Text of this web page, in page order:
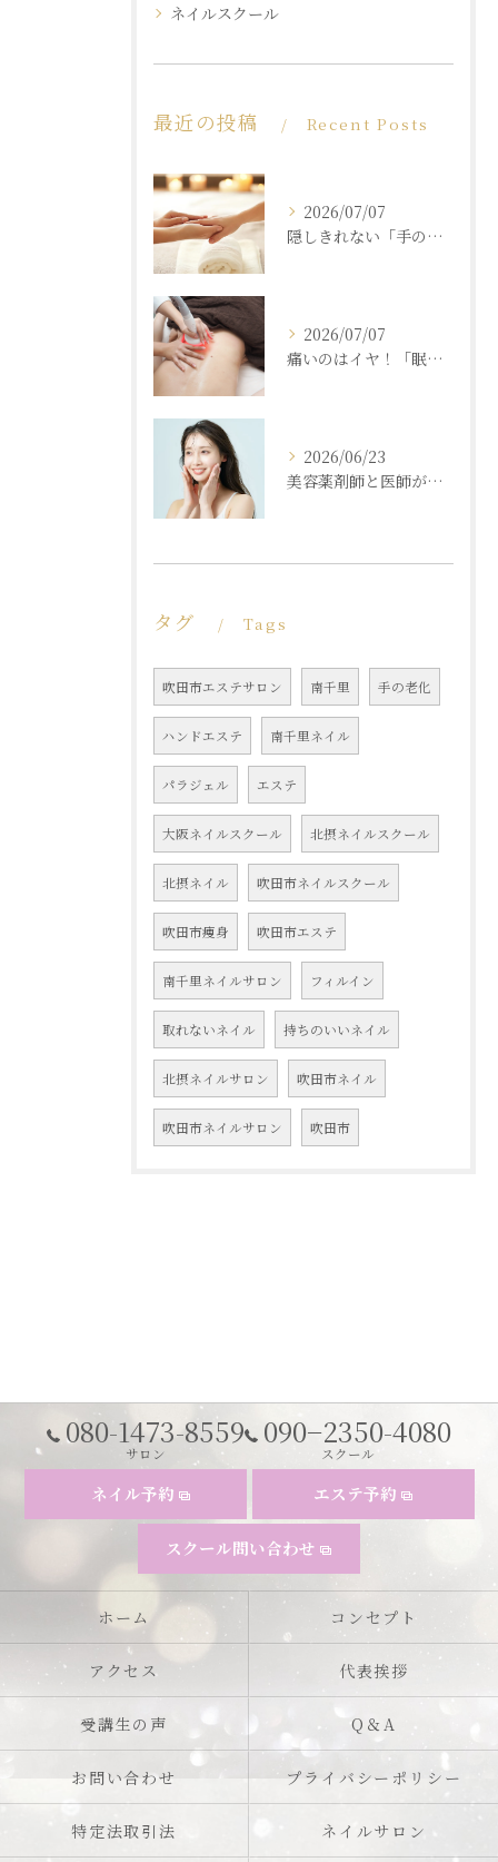
ネイルスクール
最近の投稿 Recent Posts
2026/07/07
隠しきれない「手の老化」を根本ケア！ふっくら若々しい手肌を取り戻す本格ハンドエステ
2026/07/07
痛いのはイヤ！「眠れるほど気持ちいいのに結果が出る」痩身エステの秘密
2026/06/23
美容薬剤師と医師が共同開発した商材と「真皮層フェイシャル」で内側からもっちり潤う素肌へ
タグ Tags
吹田市エステサロン 南千里 手の老化
ハンドエステ 南千里ネイル
パラジェル エステ
大阪ネイルスクール 北摂ネイルスクール
北摂ネイル 吹田市ネイルスクール
吹田市痩身 吹田市エステ
南千里ネイルサロン フィルイン
取れないネイル 持ちのいいネイル
北摂ネイルサロン 吹田市ネイル
吹田市ネイルサロン 吹田市
080-1473-8559
サロン
090−2350-4080
スクール
ネイル予約
スクール問い合わせ
エステ予約
ホーム コンセプト
アクセス 代表挨拶
受講生の声 Q＆A
お問い合わせ プライバシーポリシー
特定法取引法 ネイルサロン